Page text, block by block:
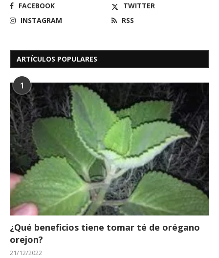
FACEBOOK
TWITTER
INSTAGRAM
RSS
ARTÍCULOS POPULARES
1
¿Qué beneficios tiene tomar té de orégano
orejon?
21/12/2022